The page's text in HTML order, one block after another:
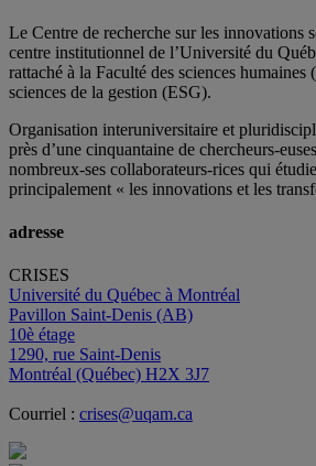
Le Centre de recherche sur les innovations
centre institutionnel de l’Université du
rattaché à la Faculté des sciences humaines
sciences de la gestion (ESG).
Organisation interuniversitaire et
près d’une cinquantaine de chercheurs-euses
nombreux-ses collaborateurs-rices qui
principalement « les innovations et les
adresse
CRISES
Université du Québec à Montréal
Pavillon Saint-Denis (AB)
10è étage
1290, rue Saint-Denis
Montréal (Québec) H2X 3J7
Courriel : crises@uqam.ca